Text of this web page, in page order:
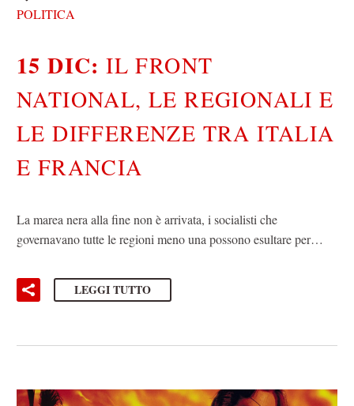
POLITICA
15 DIC:IL FRONT
NATIONAL, LE REGIONALI E
LE DIFFERENZE TRA ITALIA
E FRANCIA
La marea nera alla fine non è arrivata, i socialisti che
governavano tutte le regioni meno una possono esultare per…
LEGGI TUTTO